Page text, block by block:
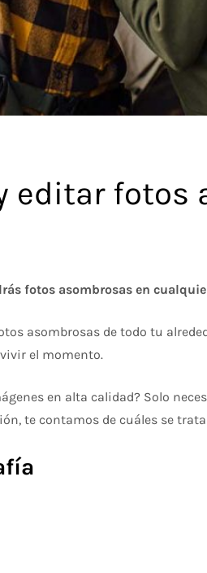
editar fotos
fotos asombrosas en
asombrosas de todo tu
el momento.
en alta calidad? Solo
te contamos de cuáles se